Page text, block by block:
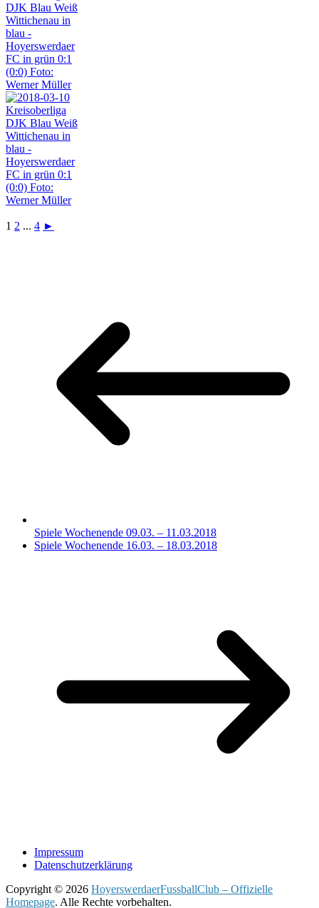
1 2 ... 4 ►
Spiele Wochenende 09.03. – 11.03.2018
Spiele Wochenende 16.03. – 18.03.2018
Impressum
Datenschutzerklärung
Copyright © 2026 HoyerswerdaerFussballClub – Offizielle
Homepage. Alle Rechte vorbehalten.